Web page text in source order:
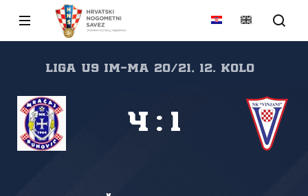
Liga U9 IM-MA 20/21, 12. kolo
4 : 1